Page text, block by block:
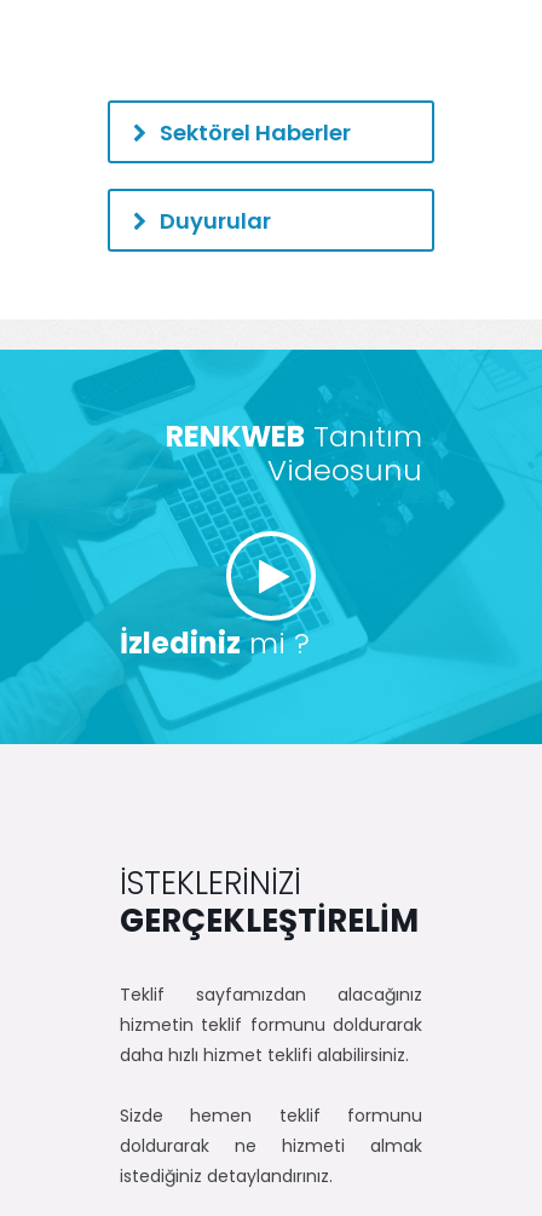
Sektörel Haberler
Duyurular
RENKWEB Tanıtım
Videosunu
İzlediniz mi ?
İSTEKLERİNİZİ
GERÇEKLEŞTİRELİM
Teklif sayfamızdan alacağınız
hizmetin teklif formunu doldurarak
daha hızlı hizmet teklifi alabilirsiniz.
Sizde hemen teklif formunu
doldurarak ne hizmeti almak
istediğiniz detaylandırınız.